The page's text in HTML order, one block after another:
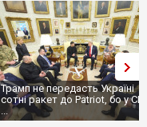
Вибух у ресторані в Москві:
ціллю був головком ВКС
пр...